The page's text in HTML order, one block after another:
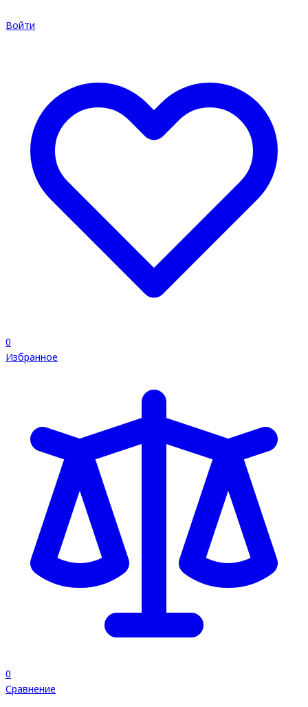
Войти
0
Избранное
0
Сравнение